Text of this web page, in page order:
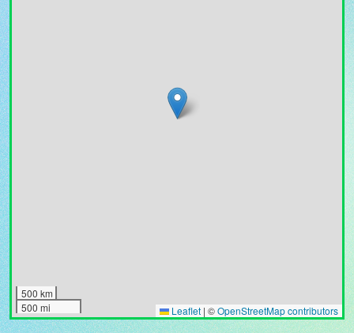
500 km
500 mi
Leaflet | ©OpenStreetMap contributors